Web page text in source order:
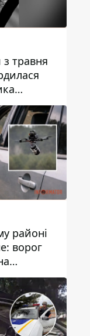
травня
з
області
районі
ворог